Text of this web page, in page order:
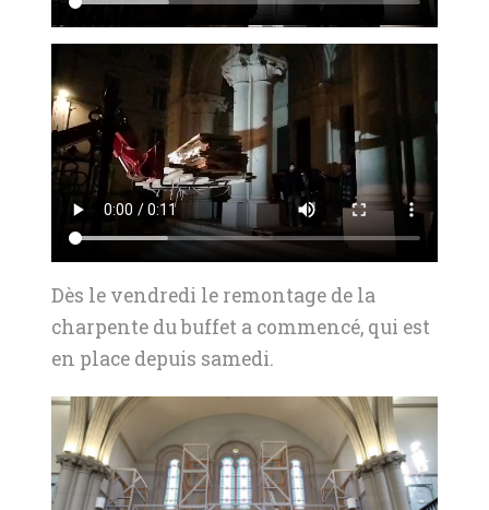
Dès le vendredi le remontage de la
charpente du buffet a commencé, qui est
en place depuis samedi.